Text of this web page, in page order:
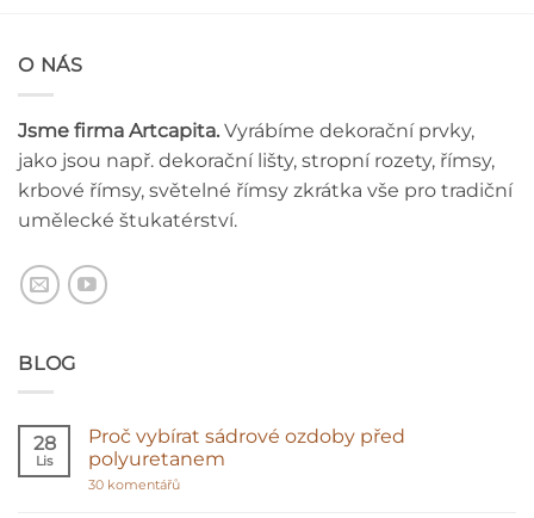
O NÁS
Jsme firma Artcapita. Vyrábíme dekorační prvky,
jako jsou např. dekorační lišty, stropní rozety, římsy,
krbové římsy, světelné římsy zkrátka vše pro tradiční
umělecké štukatérství.
BLOG
28
Lis
Proč vybírat sádrové ozdoby před
polyuretanem
30 komentářůu